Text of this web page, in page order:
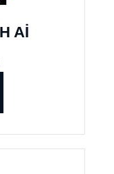
AI